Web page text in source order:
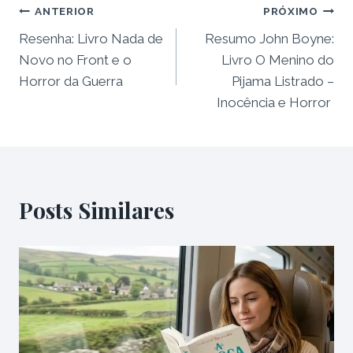
Navegação
de
Post
ANTERIOR
Resenha: Livro Nada de
Novo no Front e o
Horror da Guerra
PRÓXIMO
Resumo John Boyne:
Livro O Menino do
Pijama Listrado –
Inocência e Horror
Posts Similares